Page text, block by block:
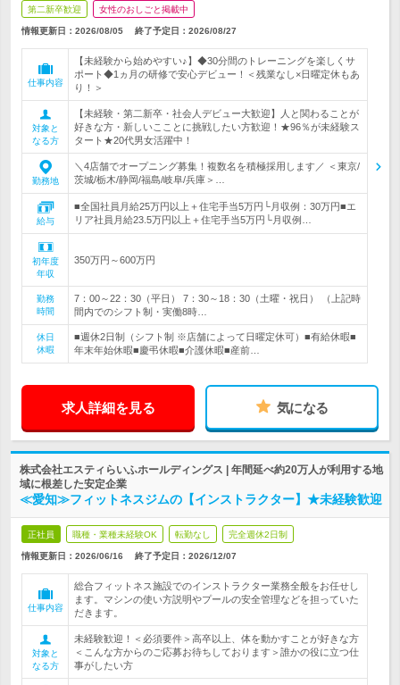
第二新卒歓迎 女性のおしごと掲載中
情報更新日：2026/08/05 終了予定日： 2026/08/27
仕事内容
【未経験から始めやすい♪】◆30分間のトレーニングを楽しくサ
ポート◆1ヵ月の研修で安心デビュー！＜残業なし×日曜定休もあ
り！＞
対象と
なる方
【未経験・第二新卒・社会人デビュー大歓迎】人と関わることが
好きな方・新しいこことに挑戦したい方歓迎！★96％が未経験ス
タート★20代男女活躍中！
勤務地
＼4店舗でオープニング募集！複数名を積極採用します／ ＜東京/
茨城/栃木/静岡/福島/岐阜/兵庫＞…
給与
■全国社員月給25万円以上＋住宅手当5万円└月収例：30万円■エ
リア社員月給23.5万円以上＋住宅手当5万円└月収例…
初年度
年収
350万円～600万円
勤務
時間
7：00～22：30（平日） 7：30～18：30（土曜・祝日） （上記時
間内でのシフト制・実働8時…
休日
休暇
■週休2日制（シフト制 ※店舗によって日曜定休可）■有給休暇■
年末年始休暇■慶弔休暇■介護休暇■産前…
求人詳細を見る 気になる
株式会社エスティらいふホールディングス | 年間延べ約20万人が利用する地
域に根差した安定企業
≪愛知≫フィットネスジムの【インストラクター】★未経験歓迎
正社員 職種・業種未経験OK 転勤なし 完全週休2日制
情報更新日：2026/06/16 終了予定日： 2026/12/07
仕事内容
総合フィットネス施設でのインストラクター業務全般をお任せし
ます。マシンの使い方説明やプールの安全管理などを担っていた
だきます。
対象と
なる方
未経験歓迎！＜必須要件＞高卒以上、体を動かすことが好きな方
＜こんな方からのご応募お待ちしております＞誰かの役に立つ仕
事がしたい方